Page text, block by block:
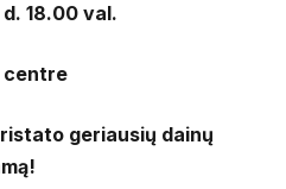
18.00 val.
centre
geriausių dainų